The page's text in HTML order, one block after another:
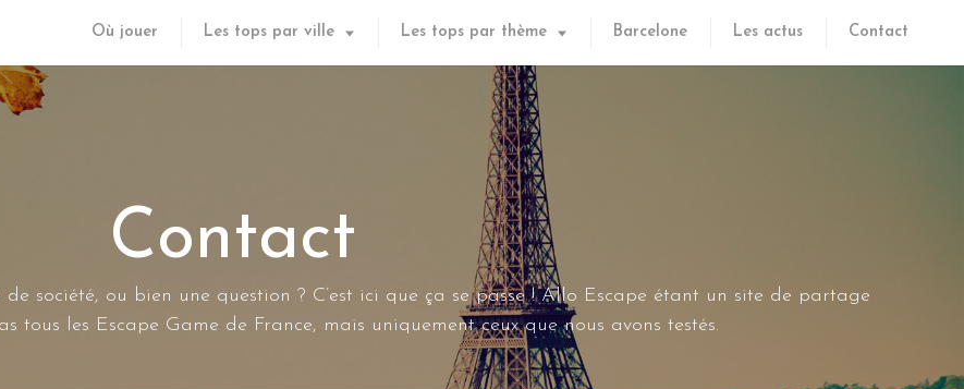
Où jouer Les tops par ville Les tops par thème Barcelone Les actus Contact
Contact
société, ou bien une question ? C’est ici que ça se passe ! Allo Escape étant un site de partage
tous les Escape Game de France, mais uniquement ceux que nous avons testés.